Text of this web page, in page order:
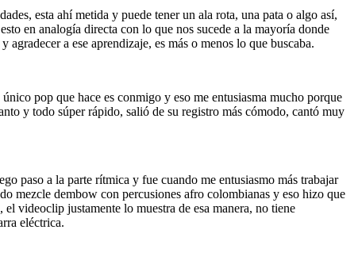
esta ahí metida y puede tener un ala rota, una pata o algo así,
en analogía directa con lo que nos sucede a la mayoría donde
a ese aprendizaje, es más o menos lo que buscaba.
pop que hace es conmigo y eso me entusiasma mucho porque
y todo súper rápido, salió de su registro más cómodo, cantó muy
paso a la parte rítmica y fue cuando me entusiasmo más trabajar
mezcle dembow con percusiones afro colombianas y eso hizo que
videoclip justamente lo muestra de esa manera, no tiene
eléctrica.